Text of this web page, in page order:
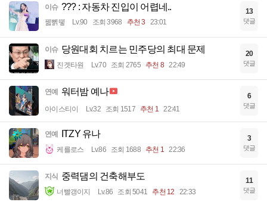
이슈 ??? : 자동차 진입이 어렵네..
꿻뻵뗗 Lv.90 조회 3968 추천 3 23:01
13
댓글
이슈 당원대회 치르는 민주당의 최대 문제
진겟타원 Lv.70 조회 2765 추천 8 22:49
20
댓글
연예 워터밤 예나
아이스티이 Lv.32 조회 1517 추천 1 22:41
6
댓글
연예 ITZY 유나
케를로스 Lv.86 조회 1688 추천 1 22:36
3
댓글
지식 중력댐의 건축해부도
너빨갱이지 Lv.86 조회 5041 추천 12 22:33
11
댓글